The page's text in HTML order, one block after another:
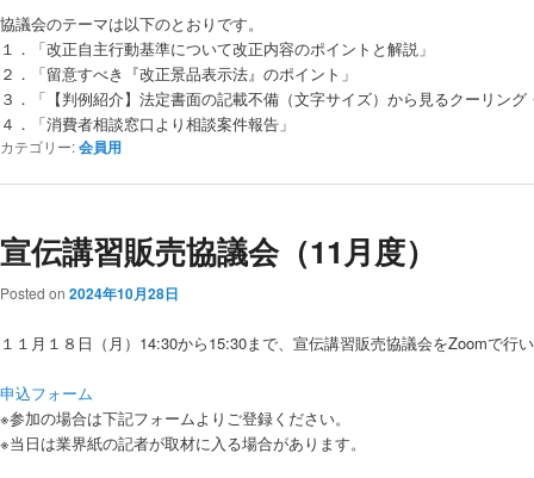
協議会のテーマは以下のとおりです。
１．「改正自主行動基準について改正内容のポイントと解説」
２．「留意すべき『改正景品表示法』のポイント」
３．「【判例紹介】法定書面の記載不備（文字サイズ）から見るクーリング
４．「消費者相談窓口より相談案件報告」
カテゴリー:会員用
宣伝講習販売協議会（11月度）
Posted on 2024年10月28日
１１月１８日（月）14:30から15:30まで、宣伝講習販売協議会をZoomで行
申込フォーム
※参加の場合は下記フォームよりご登録ください。
※当日は業界紙の記者が取材に入る場合があります。